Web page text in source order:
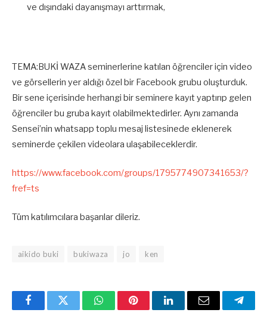
ve dışındaki dayanışmayı arttırmak,
TEMA:BUKİ WAZA seminerlerine katılan öğrenciler için video
ve görsellerin yer aldığı özel bir Facebook grubu oluşturduk.
Bir sene içerisinde herhangi bir seminere kayıt yaptırıp gelen
öğrenciler bu gruba kayıt olabilmektedirler. Aynı zamanda
Sensei’nin whatsapp toplu mesaj listesinede eklenerek
seminerde çekilen videolara ulaşabileceklerdir.
https://www.facebook.com/groups/1795774907341653/?
fref=ts
Tüm katılımcılara başarılar dileriz.
aikido buki bukiwaza jo ken
FacebookTwitter WhatsAppPinterestLinkedin'de
Email